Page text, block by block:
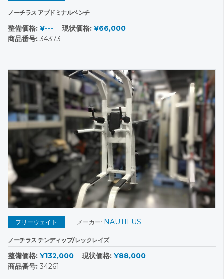
ノーチラス アブドミナルベンチ
整備価格: ¥--- 現状価格: ¥66,000
商品番号: 34373
フリーウェイト メーカー: NAUTILUS
ノーチラス チンディップ/レックレイズ
整備価格: ¥132,000 現状価格: ¥88,000
商品番号: 34261